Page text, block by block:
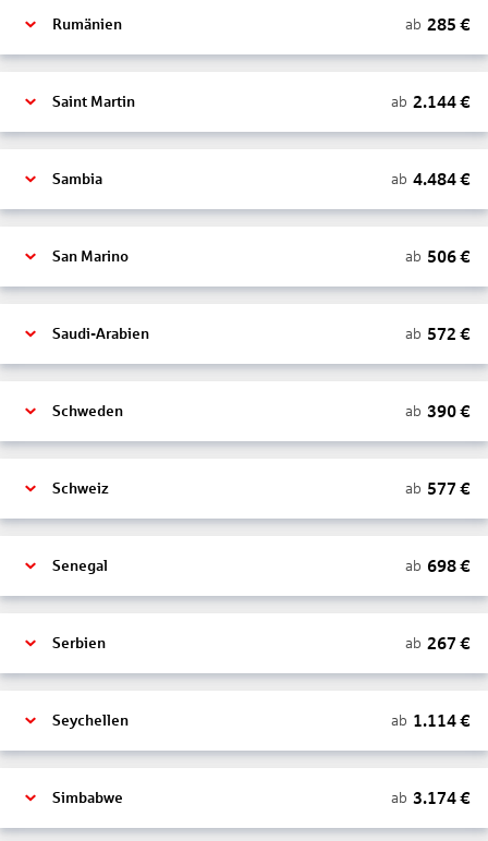
Rumänien ab 285 €
Saint Martin ab 2.144€
Sambia ab 4.484€
San Marino ab 506€
Saudi-Arabien ab 572 €
Schweden ab 390€
Schweiz ab 577 €
Senegal ab 698€
Serbien ab 267 €
Seychellen ab 1.114€
Simbabwe ab 3.174€